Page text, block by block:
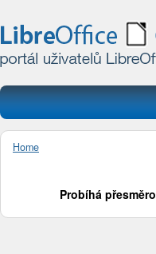
Home
Probíhá